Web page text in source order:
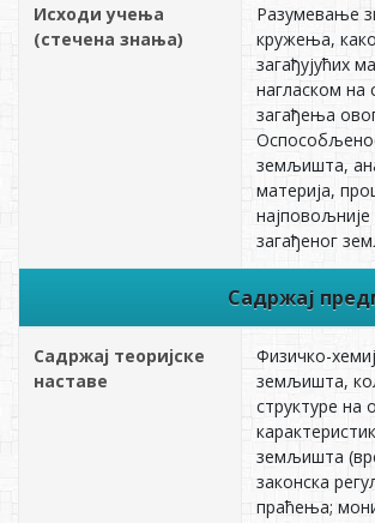
Исходи учења
(стечена знања)
Разумевање
кружења,
загађујућих
нагласком
загађења
земљишта,
материја,
најповољније
загађеног
Садржај
Садржај теоријске
наставе
Физичко-
земљишта,
структуре
земљишта
законска
праћења;